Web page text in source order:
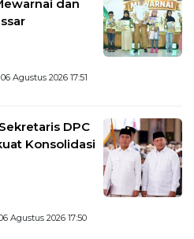
dan
Agustus 2026 17:51
DPC
Konsolidasi
Agustus 2026 17:50